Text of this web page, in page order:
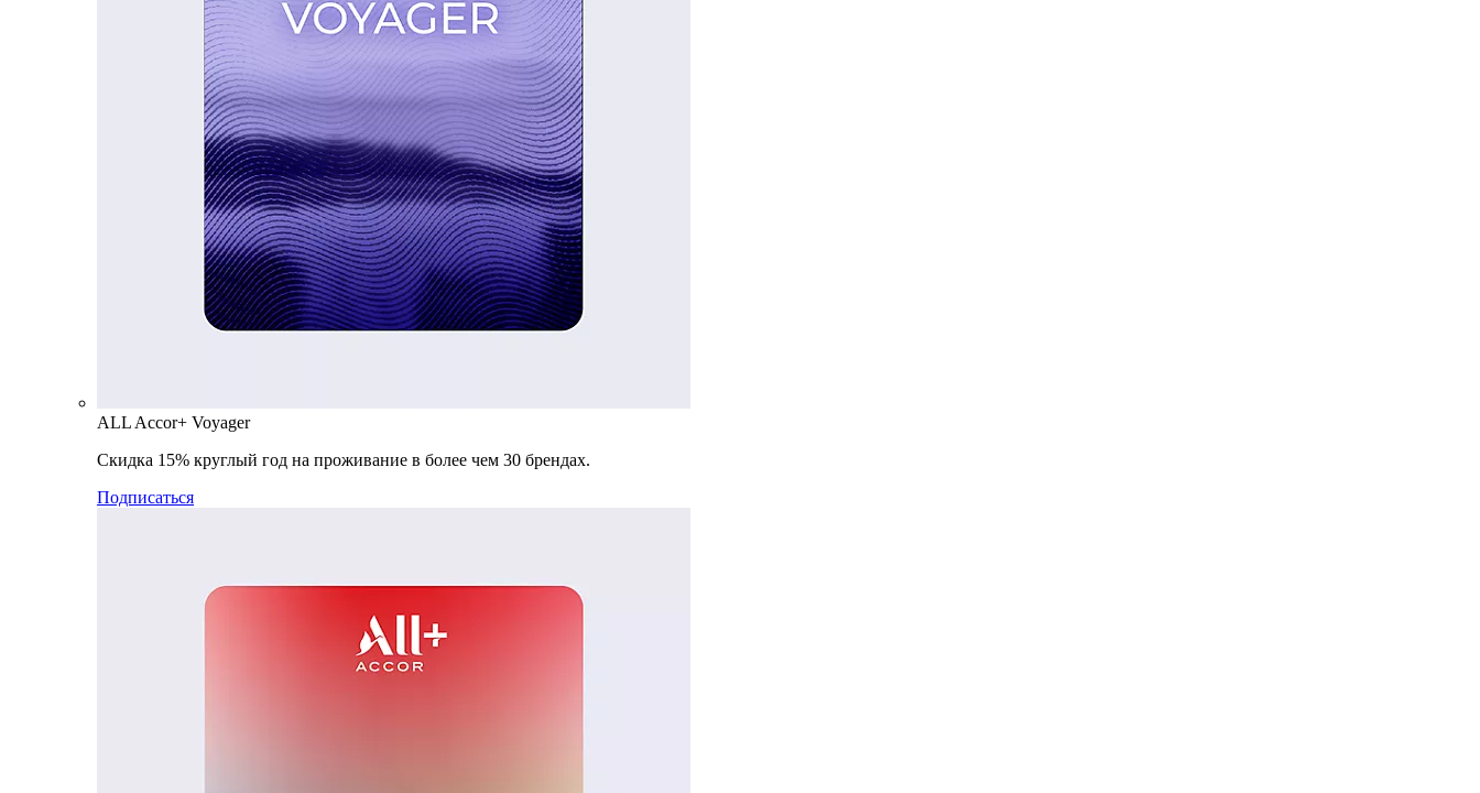
ALL Accor+ Voyager
Скидка 15% круглый год на проживание в более чем 30 брендах.
Подписаться